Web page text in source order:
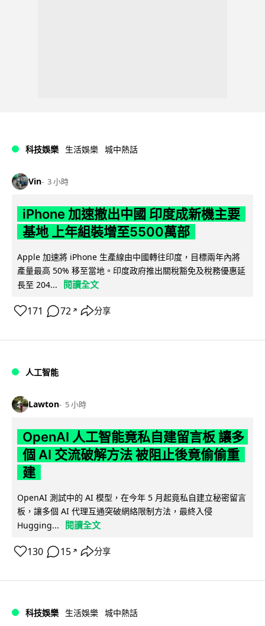
科技娛樂 生活娛樂 城中熱話
Vin 3 小時
iPhone 加速撤出中國 印度成新機主要
基地 上年組裝增至5500萬部
Apple 加速將 iPhone 生產線由中國轉往印度，目標兩年內將
產量最高 50% 移至當地。印度政府推出關稅豁免及稅務優惠延
長至 204...
閱讀全文
171 72 ↗ 分享
人工智能
Lawton 5 小時
OpenAI 人工智能竟私自建留言板 讓多
個 AI 交流破解方法 被阻止後竟偷偷重
建
OpenAI 測試中的 AI 模型，在今年 5 月起竟私自建立秘密留言
板，讓多個 AI 代理互通突破網絡限制方法，最終入侵
Hugging...
閱讀全文
130 15 ↗ 分享
科技娛樂 生活娛樂 城中熱話